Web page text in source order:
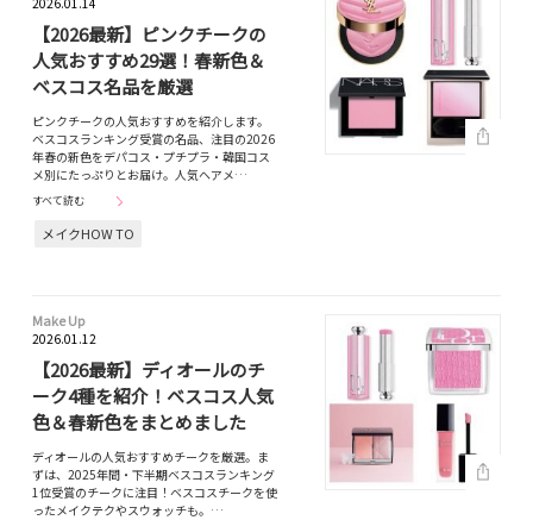
【2026最新】ピンクチークの
人気おすすめ29選！春新色＆
ベスコス名品を厳選
ピンクチークの人気おすすめを紹介します。
ベスコスランキング受賞の名品、注目の2026
年春の新色をデパコス・プチプラ・韓国コス
メ別にたっぷりとお届け。人気ヘアメ…
すべて読む
メイクHOW TO
Make Up
2026.01.12
【2026最新】ディオールのチ
ーク4種を紹介！ベスコス人気
色＆春新色をまとめました
ディオールの人気おすすめチークを厳選。ま
ずは、2025年間・下半期ベスコスランキング
1位受賞のチークに注目！ベスコスチークを使
ったメイクテクやスウォッチも。…